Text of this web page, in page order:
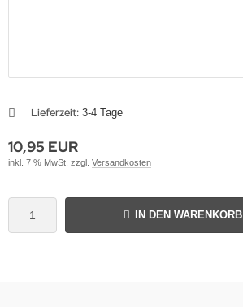
Lieferzeit: 3-4 Tage
10,95 EUR
inkl. 7 % MwSt. zzgl. Versandkosten
IN DEN WARENKORB